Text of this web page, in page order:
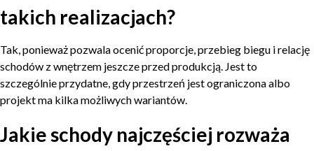
takich realizacjach?
Tak, ponieważ pozwala ocenić proporcje, przebieg biegu i relację
schodów z wnętrzem jeszcze przed produkcją. Jest to
szczególnie przydatne, gdy przestrzeń jest ograniczona albo
projekt ma kilka możliwych wariantów.
Jakie schody najczęściej rozważa